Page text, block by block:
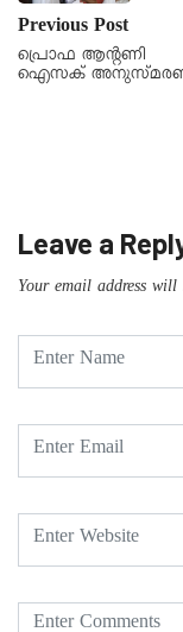
Previous Post
പ്രൊഫ ആൻ്റണി
ഐസക്
Leave a
Your email address